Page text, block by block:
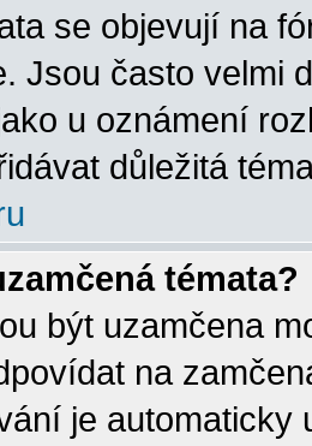
se objevují na
Jsou často velmi
u oznámení
důležitá
témata?
být uzamčena
na
je automaticky